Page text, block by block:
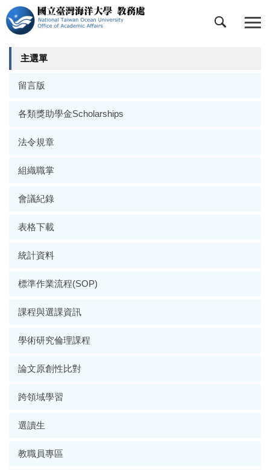
跳
到
主
要
主選單
留言版
各類獎助學金Scholarships
法令規章
組織職掌
會議紀錄
表格下載
統計資料
標準作業流程(SOP)
課程與選課資訊
學術研究倫理課程
論文原創性比對
跨領域學習
選讀生
教職員專區